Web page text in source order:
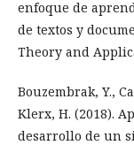
enfoque de
de textos y
Theory and
Bouzembrak, Y.,
Klerx, H. (2018).
desarrollo de un